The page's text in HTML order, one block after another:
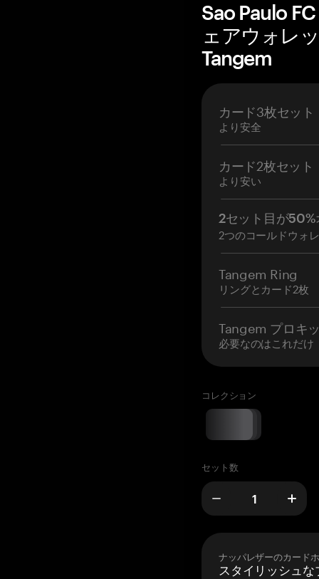
Sao Paulo
ェアウォレ
Tangem
カード3枚セット
より安全
カード2枚セット
より安い
2セット目が50%
2つのコールドウォ
Tangem Ring
リングとカード2枚
Tangem プロキ
必要なのはこれだけ
コレクション
セット数
ナッパレザーのカード
スタイリッシュ